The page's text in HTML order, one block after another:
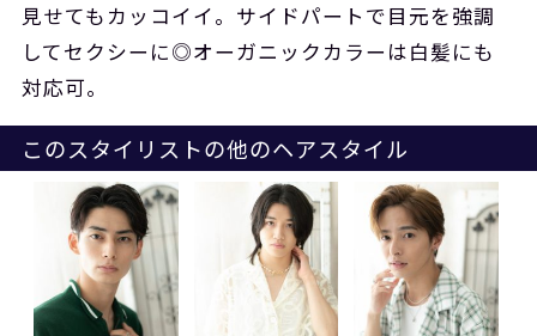
見せてもカッコイイ。サイドパートで目元を強調
してセクシーに◎オーガニックカラーは白髪にも
対応可。
このスタイリストの他のヘアスタイル